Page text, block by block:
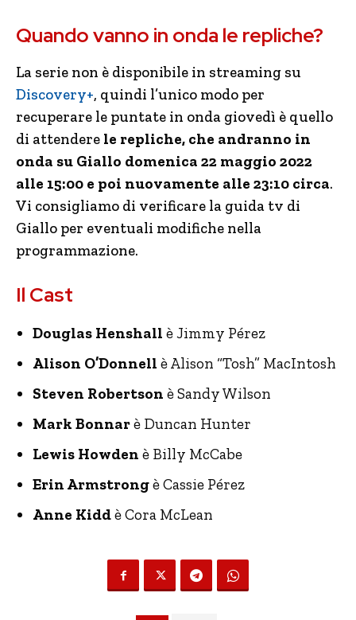
Quando vanno in onda le repliche?
La serie non è disponibile in streaming su
Discovery+, quindi l’unico modo per
recuperare le puntate in onda giovedì è quello
di attendere le repliche, che andranno in
onda su Giallo domenica 22 maggio 2022
alle 15:00 e poi nuovamente alle 23:10 circa.
Vi consigliamo di verificare la guida tv di
Giallo per eventuali modifiche nella
programmazione.
Il Cast
Douglas Henshall è Jimmy Pérez
Alison O’Donnell è Alison “Tosh” MacIntosh
Steven Robertson è Sandy Wilson
Mark Bonnarè Duncan Hunter
Lewis Howden è Billy McCabe
Erin Armstrongè Cassie Pérez
Anne Kiddè Cora McLean